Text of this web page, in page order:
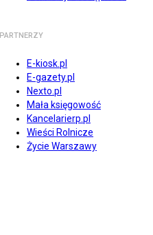
PARTNERZY
E-kiosk.pl
E-gazety.pl
Nexto.pl
Mała księgowość
Kancelarierp.pl
Wieści Rolnicze
Życie Warszawy